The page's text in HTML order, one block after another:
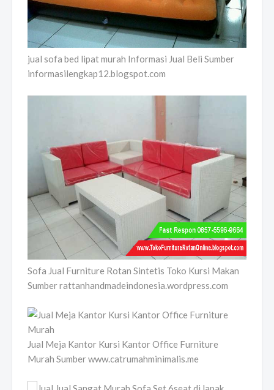
jual sofa bed lipat murah Informasi Jual Beli Sumber
informasilengkap12.blogspot.com
Sofa Jual Furniture Rotan Sintetis Toko Kursi Makan
Sumber rattanhandmadeindonesia.wordpress.com
Jual Meja Kantor Kursi Kantor Office Furniture
Murah Sumber www.catrumahminimalis.me